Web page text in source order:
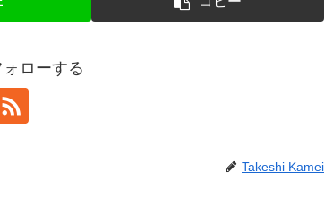
ローする
Takeshi Kamei